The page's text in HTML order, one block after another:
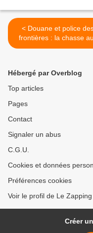
< Douane et police des
frontières : la chasse aux
trafiquants dans 90'
Hébergé par Overblog
Top articles
Pages
Contact
Signaler un abus
C.G.U.
Cookies et données
Préférences cookies
Voir le profil de Le
Créer